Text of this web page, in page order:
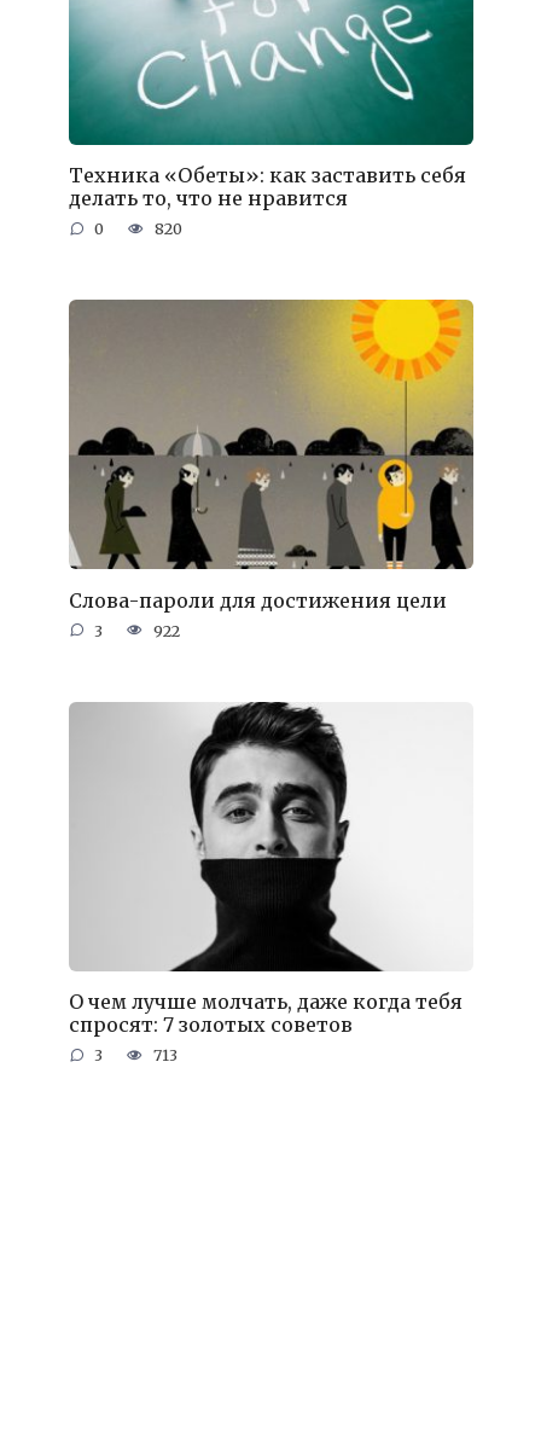
Техника «Обеты»: как заставить себя
делать то, что не нравится
0 820
Слова-пароли для достижения цели
3 922
О чем лучше молчать, даже когда тебя
спросят: 7 золотых советов
3 713